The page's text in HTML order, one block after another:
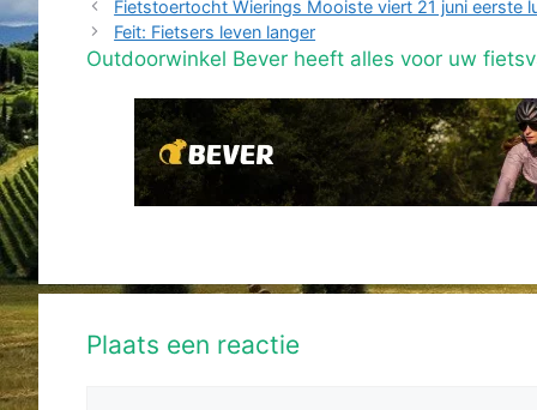
Fietstoertocht Wierings Mooiste viert 21 juni eerste
Feit: Fietsers leven langer
Outdoorwinkel Bever heeft alles voor uw
Plaats een reactie